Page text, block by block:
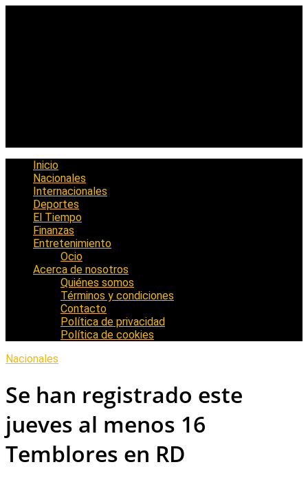
Inicio
Nacionales
Internacionales
Deportes
El Tiempo
Finanzas
Entretenimiento
Ocio
Acerca de nosotros
Quiénes somos
Términos y condiciones
Contacto
Política de privacidad
Política de cookies
Nacionales
Se han registrado este
jueves al menos 16
Temblores en RD